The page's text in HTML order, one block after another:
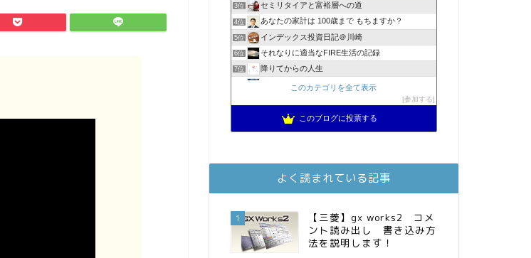
3位 セミリタイアと富裕層への道
4位 あなたの家計は 100歳まで もちますか？
5位 インデックス投資日記＠川崎
6位 それなりに適当なFIRE生活の記録
7位 降りてからの人生
2023年(46歳)FIRE！！！＠20XX年FIRE！！！
スパコンSEが効率的投資で一家セミリタイアするブログ
11位 MBAのインデックス投資日記
13位 庶民的家族がインデックス投資でセミリタイア目指してみた
FPが実践するお金の知恵を磨く勉強会
15位 インデックス投資でも富裕層
このカテゴリを全て表示
参加する
このブログに投票する
よく読まれている記事
1
【三菱】gx works2 コメ
ント読み出し 書き込み方
法を説明します！